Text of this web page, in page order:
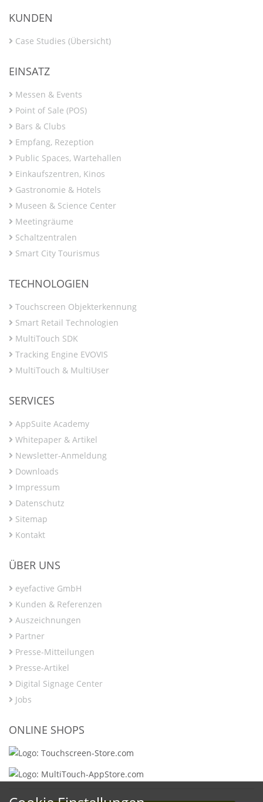
KUNDEN
Case Studies (Übersicht)
EINSATZ
Messen & Events
Point of Sale (POS)
Bars & Clubs
Empfang, Rezeption
Public Spaces, Wartehallen
Einkaufszentren, Kinos
Gastronomie & Hotels
Museen & Science Center
Meetingräume
Schaltzentralen
Smart City Tourismus
TECHNOLOGIEN
Touchscreen Objekterkennung
Smart Retail Technologien
MultiTouch SDK
Tracking Engine EVOVIS
MultiTouch & MultiUser
SERVICES
AppSuite Academy
Whitepaper & Artikel
Newsletter-Anmeldung
Downloads
Impressum
Datenschutz
Sitemap
Kontakt
ÜBER UNS
eyefactive GmbH
Kunden & Referenzen
Auszeichnungen
Partner
Presse-Mitteilungen
Presse-Artikel
Digital Signage Center
Jobs
ONLINE SHOPS